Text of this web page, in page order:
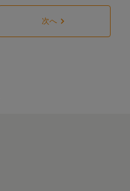
次へ